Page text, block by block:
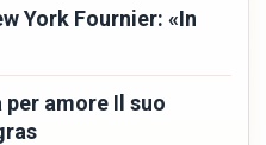
York Fournier: «In
amore Il suo